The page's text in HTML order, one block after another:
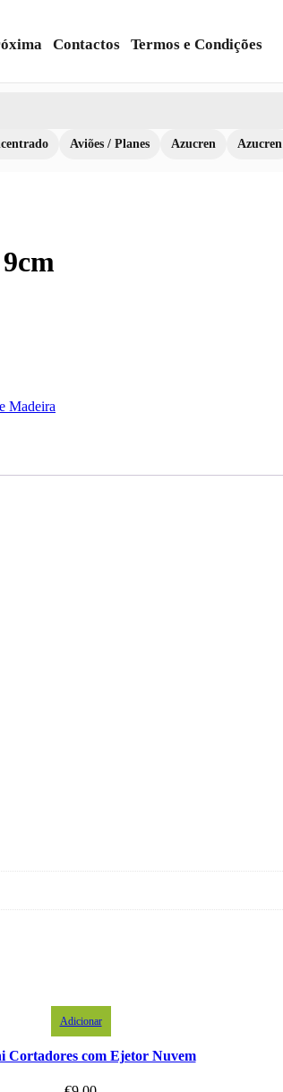
Contactos Termos e Condições
Aviões / Planes Azucren Azucren
Madeira
Adicionar
Cortadores com Ejetor Nuvem